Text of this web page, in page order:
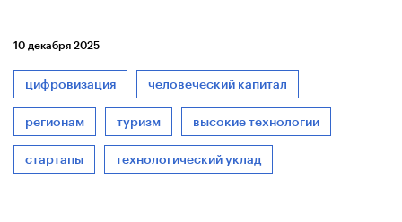
10 декабря 2025
цифровизация человеческий капитал
регионам туризм высокие технологии
стартапы технологический уклад